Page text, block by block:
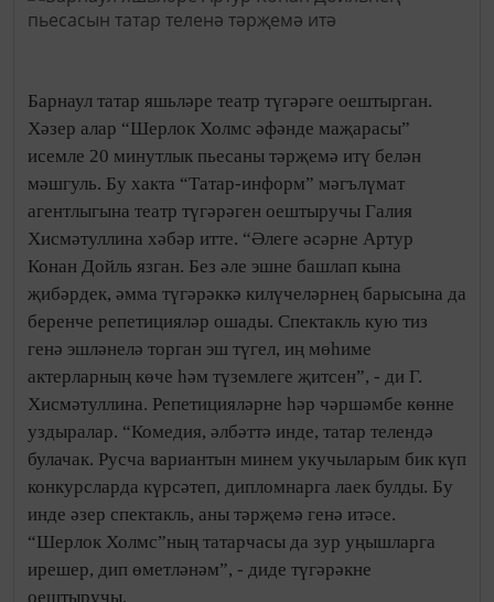
Барнаул татар яшьләре театр түгәрәге оештырган.
Хәзер алар “Шерлок Холмс әфәнде маҗарасы”
исемле 20 минутлык пьесаны тәрҗемә итү белән
мәшгуль. Бу хакта “Татар-информ” мәгълүмат
агентлыгына театр түгәрәген оештыручы Галия
Хисмәтуллина хәбәр итте. “Әлеге әсәрне Артур
Конан Дойль язган. Без әле эшне башлап кына
җибәрдек, әмма түгәрәккә килүчеләрнең барысына да
беренче репетицияләр ошады. Спектакль кую тиз
генә эшләнелә торган эш түгел, иң мөһиме
актерларның көче һәм түземлеге җитсен”, - ди Г.
Хисмәтуллина. Репетицияләрне һәр чәршәмбе көнне
уздыралар. “Комедия, әлбәттә инде, татар телендә
булачак. Русча вариантын минем укучыларым бик күп
конкурсларда күрсәтеп, дипломнарга лаек булды. Бу
инде әзер спектакль, аны тәрҗемә генә итәсе.
“Шерлок Холмс”ның татарчасы да зур уңышларга
ирешер, дип өметләнәм”, - диде түгәрәкне
оештыручы.